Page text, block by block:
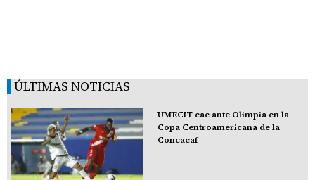
ÚLTIMAS NOTICIAS
UMECIT cae ante Olimpia en la
Copa Centroamericana de la
Concacaf